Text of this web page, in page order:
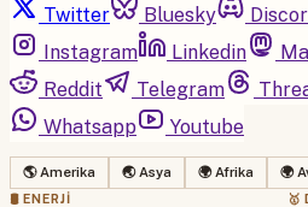
Twitter Bluesky
Instagram
Linkedin
Reddit
Telegram
Whatsapp
Youtube
🌎 Amerika 🌏 Asya 🌍 Afrika 🌍
🛢 ENERJI 🥇